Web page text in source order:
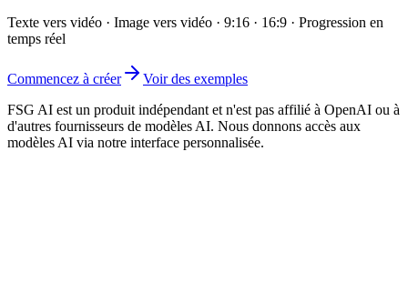
Texte vers vidéo · Image vers vidéo · 9:16 · 16:9 · Progression en
temps réel
Commencez à créer
Voir des exemples
FSG AI est un produit indépendant et n'est pas affilié à OpenAI ou à
d'autres fournisseurs de modèles AI. Nous donnons accès aux
modèles AI via notre interface personnalisée.